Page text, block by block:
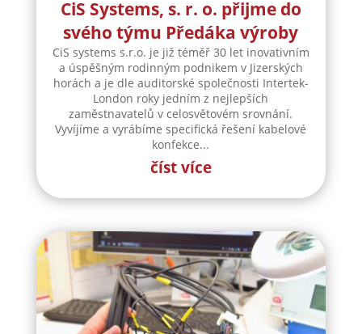
CiS Systems, s. r. o. přijme do
svého týmu Předáka výroby
CiS systems s.r.o. je již téměř 30 let inovativním
a úspěšným rodinným podnikem v Jizerských
horách a je dle auditorské společnosti Intertek-
London roky jedním z nejlepších
zaměstnavatelů v celosvětovém srovnání.
Vyvíjíme a vyrábíme specifická řešení kabelové
konfekce...
číst více